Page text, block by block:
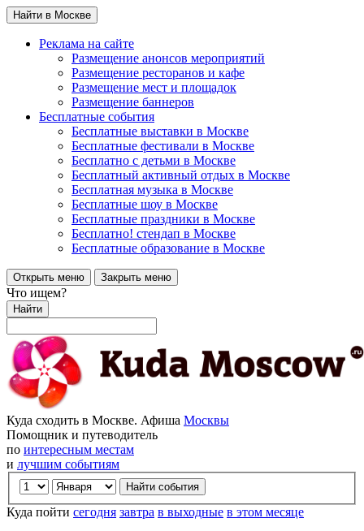
Найти в Москве
Реклама на сайте
Размещение анонсов мероприятий
Размещение ресторанов и кафе
Размещение мест и площадок
Размещение баннеров
Бесплатные события
Бесплатные выставки в Москве
Бесплатные фестивали в Москве
Бесплатно с детьми в Москве
Бесплатный активный отдых в Москве
Бесплатная музыка в Москве
Бесплатные шоу в Москве
Бесплатные праздники в Москве
Бесплатно! стендап в Москве
Бесплатные образование в Москве
Открыть меню Закрыть меню
Что ищем?
Найти
Куда сходить в Москве. Афиша Москвы
Помощник и путеводитель
по интересным местам
и лучшим событиям
Куда пойти сегодня завтра в выходные в этом месяце